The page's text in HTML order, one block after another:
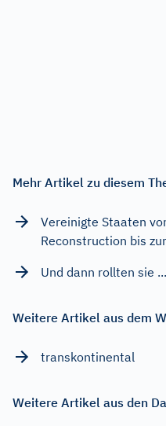
Mehr Artikel zu diesem
Vereinigte Staaten
Reconstruction bis
Und dann rollten sie ...
Weitere Artikel aus dem
transkontinental
Weitere Artikel aus den